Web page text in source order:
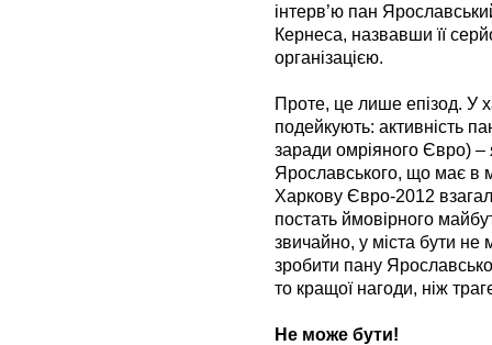
інтерв’ю пан
Кернеса, назвавши її
організацією.
Проте, це лише епізод. У
подейкують: активність
заради омріяного Євро) –
Ярославського, що має в
Харкову Євро-2012
постать ймовірного
звичайно, у міста бути не
зробити пану
то кращої нагоди, ніж
Не може бути!